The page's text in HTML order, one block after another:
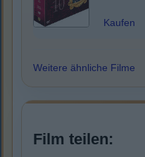
Kaufen
Weitere ähnliche Filme
Film teilen: